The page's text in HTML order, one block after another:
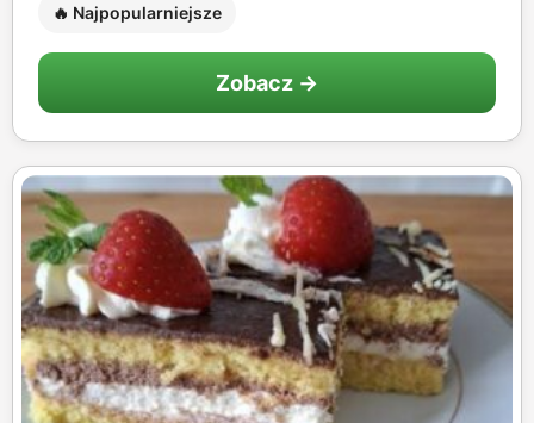
🔥 Najpopularniejsze
Zobacz →